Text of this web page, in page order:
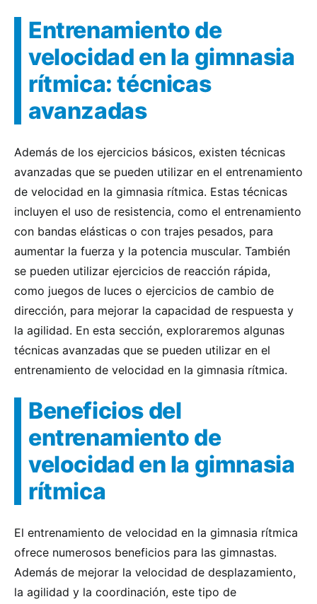
Entrenamiento de
velocidad en la gimnasia
rítmica: técnicas
avanzadas
Además de los ejercicios básicos, existen técnicas
avanzadas que se pueden utilizar en el entrenamiento
de velocidad en la gimnasia rítmica. Estas técnicas
incluyen el uso de resistencia, como el entrenamiento
con bandas elásticas o con trajes pesados, para
aumentar la fuerza y la potencia muscular. También
se pueden utilizar ejercicios de reacción rápida,
como juegos de luces o ejercicios de cambio de
dirección, para mejorar la capacidad de respuesta y
la agilidad. En esta sección, exploraremos algunas
técnicas avanzadas que se pueden utilizar en el
entrenamiento de velocidad en la gimnasia rítmica.
Beneficios del
entrenamiento de
velocidad en la gimnasia
rítmica
El entrenamiento de velocidad en la gimnasia rítmica
ofrece numerosos beneficios para las gimnastas.
Además de mejorar la velocidad de desplazamiento,
la agilidad y la coordinación, este tipo de